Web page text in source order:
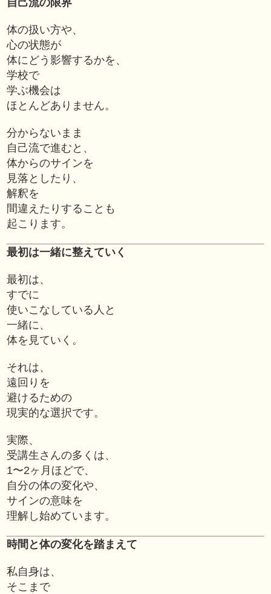
自己流の限界
体の扱い方や、
心の状態が
体にどう影響するかを、
学校で
学ぶ機会は
ほとんどありません。
分からないまま
自己流で進むと、
体からのサインを
見落としたり、
解釈を
間違えたりすることも
起こります。
最初は一緒に整えていく
最初は、
すでに
使いこなしている人と
一緒に、
体を見ていく。
それは、
遠回りを
避けるための
現実的な選択です。
実際、
受講生さんの多くは、
1〜2ヶ月ほどで、
自分の体の変化や、
サインの意味を
理解し始めています。
時間と体の変化を踏まえて
私自身は、
そこまで